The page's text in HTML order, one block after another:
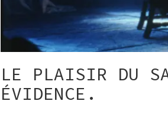
LE PLAISIR DU
ÉVIDENCE.